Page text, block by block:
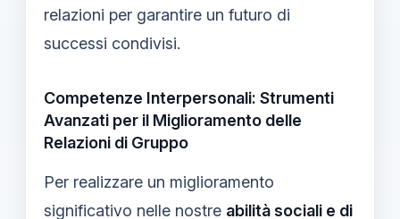
relazioni per garantire un futuro di
successi condivisi.
Competenze Interpersonali: Strumenti
Avanzati per il Miglioramento delle
Relazioni di Gruppo
Per realizzare un miglioramento
significativo nelle nostre abilità sociali e di